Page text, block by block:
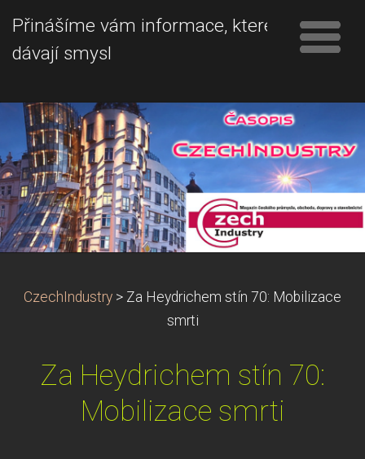
Přinášíme vám informace, které
dávají smysl
CzechIndustry > Za Heydrichem stín 70: Mobilizace
smrti
Za Heydrichem stín 70:
Mobilizace smrti